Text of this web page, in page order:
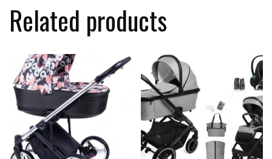
Related products